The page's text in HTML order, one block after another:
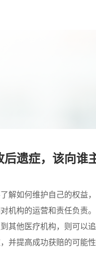
遗症，该向谁
解如何维护自己的权益
机构的运营和责任负责
其他医疗机构，则可以
并提高成功获赔的可能